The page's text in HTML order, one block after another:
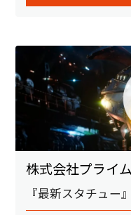
株式会社プライ
『最新スタチュー